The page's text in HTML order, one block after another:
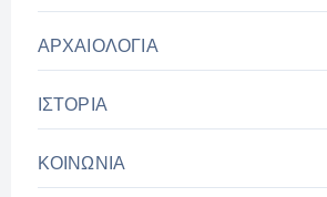
ΑΡΧΑΙΟΛΟΓΙΑ
ΙΣΤΟΡΙΑ
ΚΟΙΝΩΝΙΑ